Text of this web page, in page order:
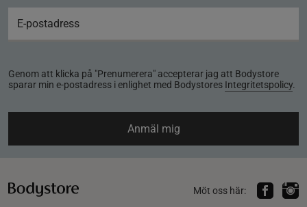
Genom att klicka på "Prenumerera" accepterar jag att Bodystore
sparar min e-postadress i enlighet med Bodystores Integritetspolicy.
Anmäl mig
Möt oss här: